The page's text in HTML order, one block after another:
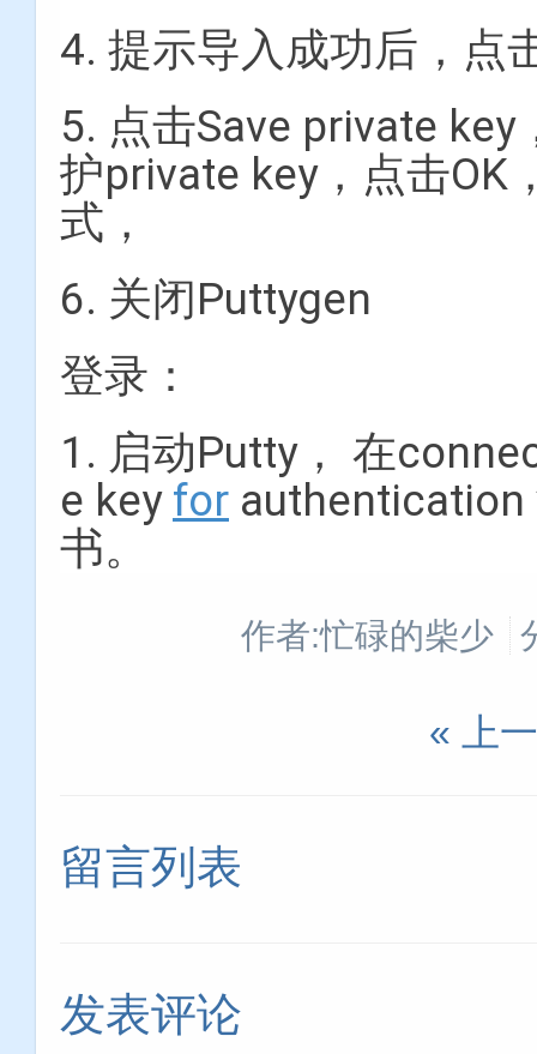
4. 提示导入成功后，点
5. 点击Save private
护private key，点击OK
式，
6. 关闭Puttygen
登录：
1. 启动Putty， 在
e key for authentication
书。
作者:忙碌的柴少
« 上
留言列表
发表评论